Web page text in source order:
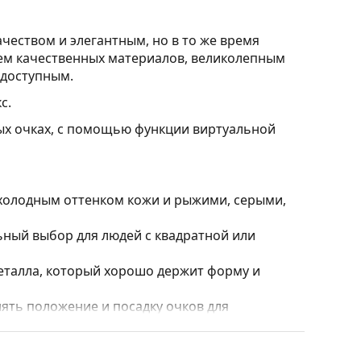
и элегантным, но в то же время
качественных материалов, великолепным
очках, с помощью функции виртуальной
оттенком кожи и рыжими, серыми,
выбор для людей с квадратной или
который хорошо держит форму и
положение и посадку очков для
или поломку.